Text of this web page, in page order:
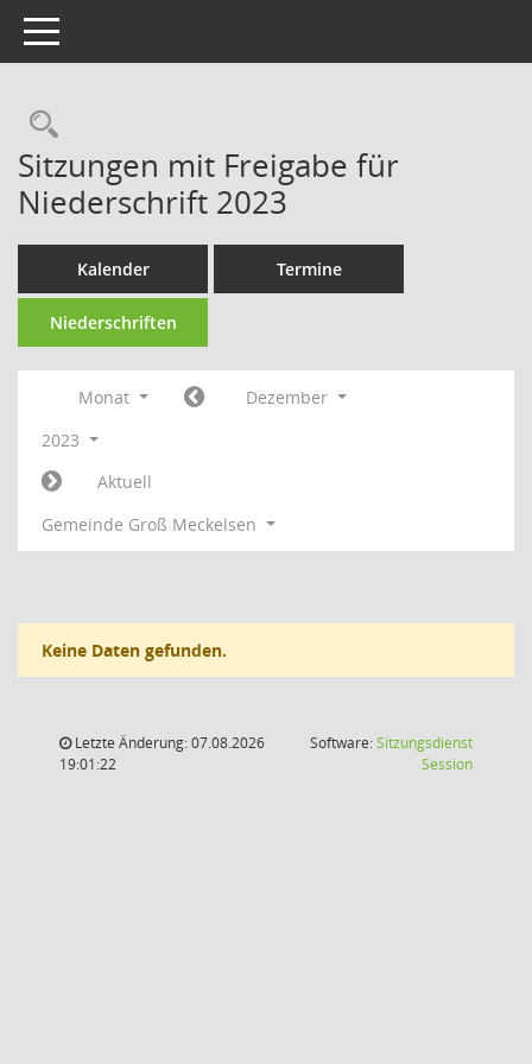
Toggle navigation
Rechercheauswahl
Sitzungen mit Freigabe für
Niederschrift 2023
Kalender Termine
Niederschriften
Monat
Dezember
2023
Aktuell
Gemeinde Groß Meckelsen
Keine Daten gefunden.
Letzte Änderung: 07.08.2026
19:01:22
Software:Sitzungsdienst
Session(Wird in